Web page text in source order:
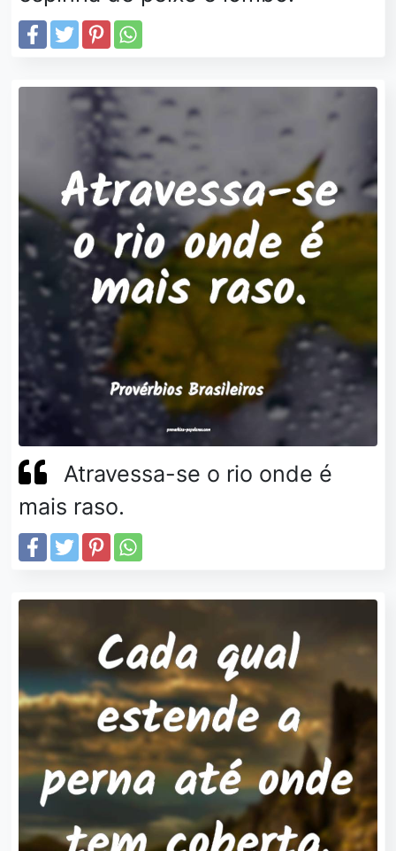
Atravessa-se o rio onde é
mais raso.